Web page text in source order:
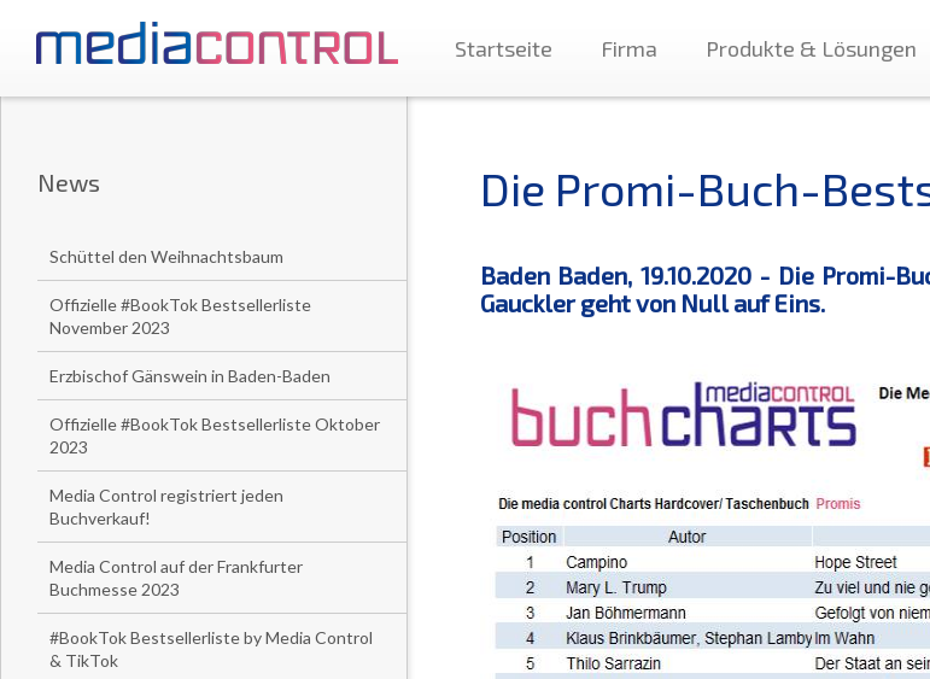
Startseite Firma Produkte & Lösungen
News
Schüttel den Weihnachtsbaum
Offizielle #BookTok Bestsellerliste
November 2023
Erzbischof Gänswein in Baden-Baden
Offizielle #BookTok Bestsellerliste Oktober
2023
Media Control registriert jeden
Buchverkauf!
Media Control auf der Frankfurter
Buchmesse 2023
#BookTok Bestsellerliste by Media Control
& TikTok
Die Promi-Buch-
Baden Baden, 19.10.2020 - Die Promi-
Gauckler geht von Null auf Eins.